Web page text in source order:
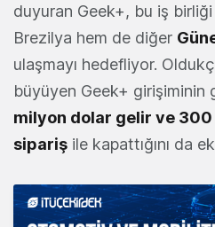
duyuran Geek+, bu iş
Brezilya hem de diğer
ulaşmayı hedefliyor.
büyüyen Geek+ girişiminin
milyon dolar gelir ve 300
sipariş ile kapattığını da